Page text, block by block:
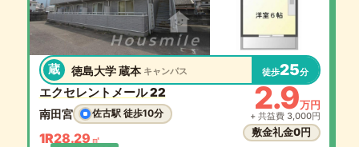
蔵 徳島大学 蔵本 キャンパス 徒歩25分
エクセレントメール 22
南田宮 佐古駅 徒歩10分
1R28.29 ㎡
2.9万円
+ 共益費 3,000円
敷金礼金0円